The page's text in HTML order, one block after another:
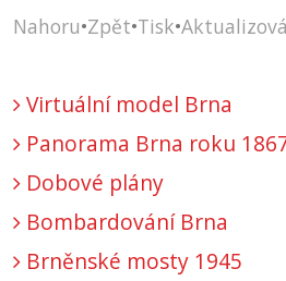
Nahoru•Zpět•Tisk•
Virtuální model Brna
Panorama Brna roku
Dobové plány
Bombardování Brna
Brněnské mosty 1945